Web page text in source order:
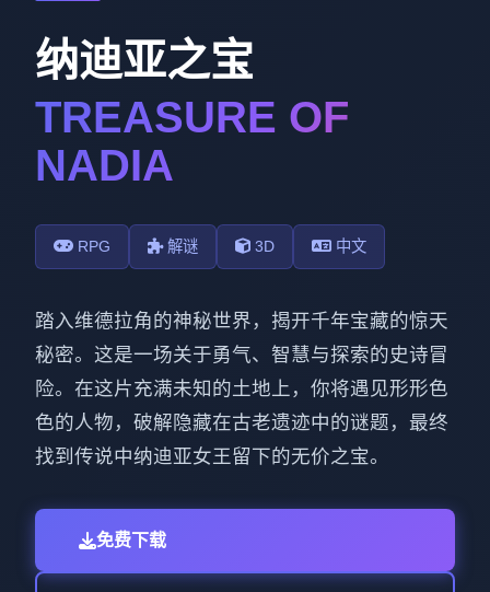
纳迪亚之宝
TREASURE OF
NADIA
RPG 解谜 3D 中文
踏入维德拉角的神秘世界，揭开千年宝藏的惊天
秘密。这是一场关于勇气、智慧与探索的史诗冒
险。在这片充满未知的土地上，你将遇见形形色
色的人物，破解隐藏在古老遗迹中的谜题，最终
找到传说中纳迪亚女王留下的无价之宝。
免费下载